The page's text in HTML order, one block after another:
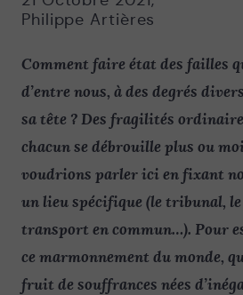
Philippe Artières
Comment faire état des failles
d’entre nous, à des degrés
sa tête ? Des fragilités
chacun se débrouille plus ou
voudrions parler ici en fixant
un lieu spécifique (le tribunal,
transport en commun…). Pour
ce marmonnement du monde,
fruit de souffrances nées